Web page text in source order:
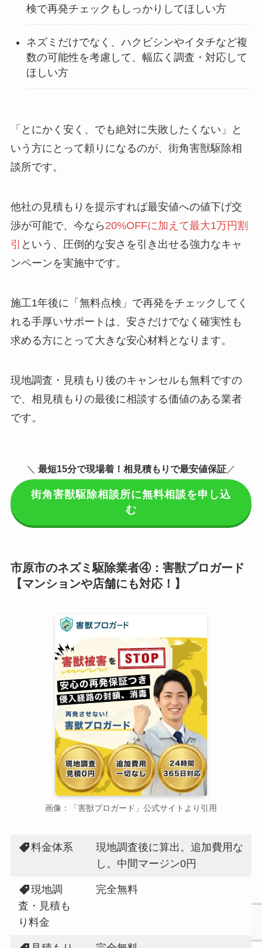
検で再発チェックもしっかりしてほしい方
ネズミだけでなく、ハクビシンやイタチなど複
数の可能性を考慮して、幅広く調査・対応して
ほしい方
「とにかく安く、でも絶対に失敗したくない」と
いう方にとって頼りになるのが、街角害獣駆除相
談所です。
他社の見積もりを提示すれば最安値への値下げ交
渉が可能で、今なら 20%OFFに加えて最大1万円割
引 という、圧倒的な安さを引き出せる強力なキャ
ンペーンを実施中です。
施工1年後に「無料点検」で再発をチェックしてく
れる手厚いサポートは、安さだけでなく確実性も
求める方にとって大きな安心材料となります。
現地調査・見積もり後のキャンセルも無料ですの
で、相見積もりの最後に相談する価値のある業者
です。
＼ 最短15分で現場着 ！相見積もりで最安値保証 ／
街角害獣駆除相談所に無料相談を申し込
む
市原市のネズミ駆除業者④：害獣プロガード
【マンションや店舗にも対応！】
画像：「害獣プロガード」公式サイトより引用
料金体系
現地調査後に算出。追加費用な
し。中間マージン0円
現地調
査・見積も
り料金
完全無料